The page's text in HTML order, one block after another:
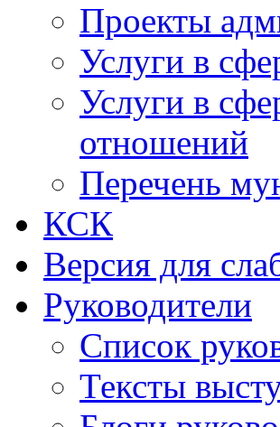
Проекты
Услуги в
Услуги в
отношений
Перечень
КСК
Версия для
Руководители
Список
Тексты